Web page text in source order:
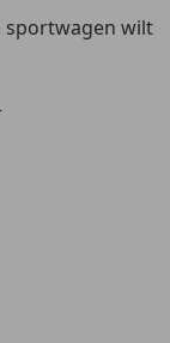
sportwagen wilt